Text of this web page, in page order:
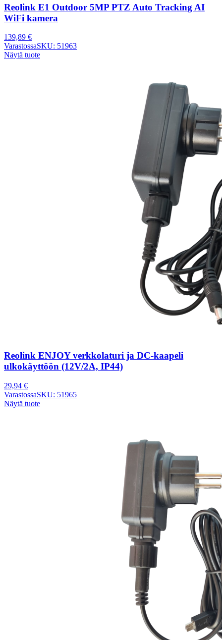
Reolink E1 Outdoor 5MP PTZ Auto Tracking AI
WiFi kamera
139,89 €
VarastossaSKU: 51963
Näytä tuote
Reolink ENJOY verkkolaturi ja DC-kaapeli
ulkokäyttöön (12V/2A, IP44)
29,94 €
VarastossaSKU: 51965
Näytä tuote